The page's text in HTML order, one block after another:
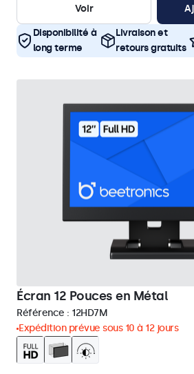
Voir
Disponibilité à
long terme
Livraison et
retours gratuits
Écran 12 Pouces en Métal
Référence : 12HD7M
Expédition prévue sous 10 à 12 jours